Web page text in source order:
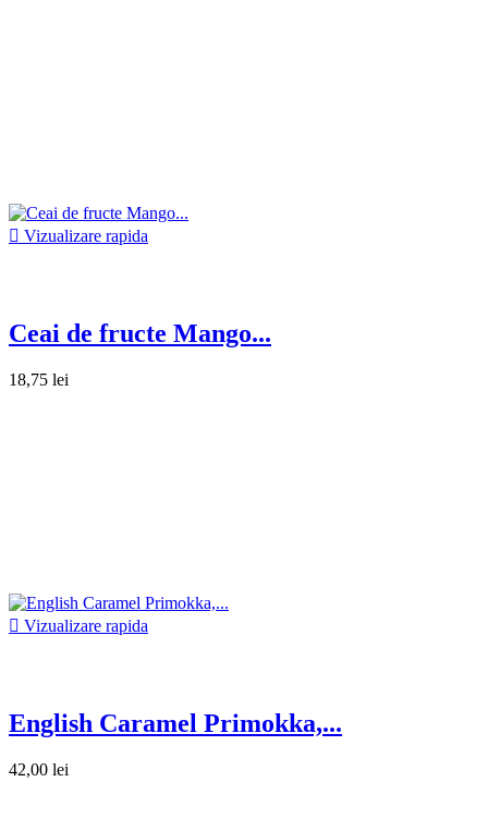
 Vizualizare rapida
Ceai de fructe Mango...
18,75 lei
 Vizualizare rapida
English Caramel Primokka,...
42,00 lei